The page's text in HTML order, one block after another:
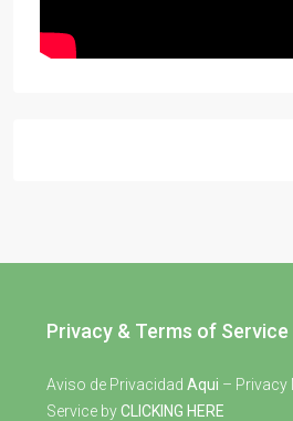
Privacy & Terms of Service
Aviso de Privacidad Aqui – Privacy
Service byCLICKING HERE